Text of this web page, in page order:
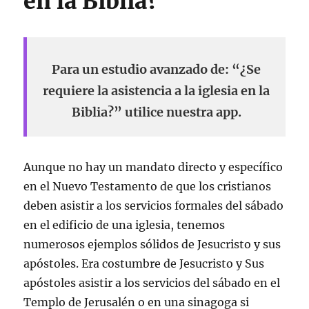
Para un estudio avanzado de: “¿Se
requiere la asistencia a la iglesia en la
Biblia?” utilice nuestra app.
Aunque no hay un mandato directo y específico
en el Nuevo Testamento de que los cristianos
deben asistir a los servicios formales del sábado
en el edificio de una iglesia, tenemos
numerosos ejemplos sólidos de Jesucristo y sus
apóstoles. Era costumbre de Jesucristo y Sus
apóstoles asistir a los servicios del sábado en el
Templo de Jerusalén o en una sinagoga si